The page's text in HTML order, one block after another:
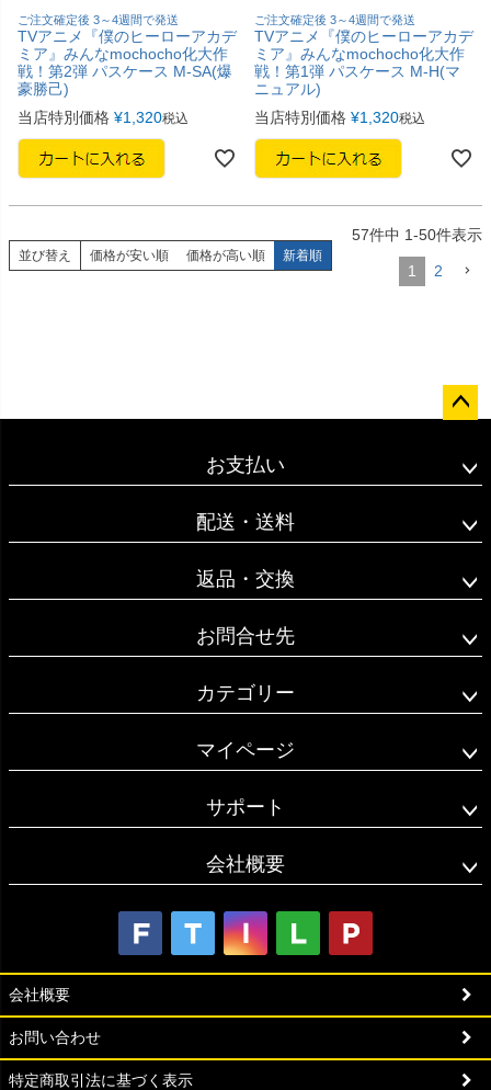
ご注文確定後 3～4週間で発送
TVアニメ『僕のヒーローアカデ
ミア』みんなmochocho化大作
戦！第2弾 パスケース M-SA(爆
豪勝己)
当店特別価格 ¥1,320税込
ご注文確定後 3～4週間で発送
TVアニメ『僕のヒーローアカデ
ミア』みんなmochocho化大作
戦！第1弾 パスケース M-H(マ
ニュアル)
当店特別価格 ¥1,320税込
並び替え 価格が安い順 価格が高い順 新着順
57件中 1-50件表示
1 2
ップ
お支払い
配送・送料
返品・交換
お問合せ先
カテゴリー
マイページ
サポート
会社概要
会社概要
お問い合わせ
特定商取引法に基づく表示